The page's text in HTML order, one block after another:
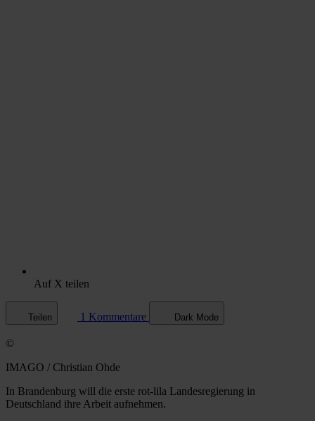
Auf X teilen
Teilen 1 Kommentare Dark Mode
©
IMAGO / Christian Ohde
In Brandenburg will die erste rot-lila Landesregierung in
Deutschland ihre Arbeit aufnehmen.